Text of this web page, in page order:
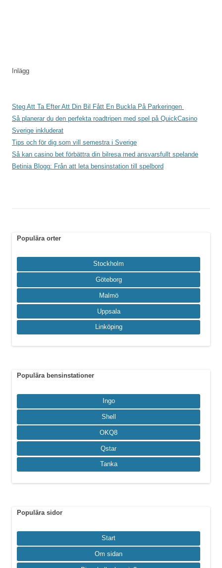
Inlägg
Steg Att Ta Efter Att Din Bil Fått En Buckla På Parkeringen
Så planerar du den perfekta roadtripen med spel på QuickCasino
Sverige inkluderat
Tips och för dig som vill semestra i Sverige
Så kan casino bet förbättra din bilresa med ansvarsfullt spelande
Betinia Blogg: Från att leta bensinstation till spelbord
Populära orter
Stockholm
Göteborg
Malmö
Uppsala
Linköping
Populära bensinstationer
Ingo
Shell
OKQ8
Qstar
Tanka
Populära sidor
Start
Om sidan